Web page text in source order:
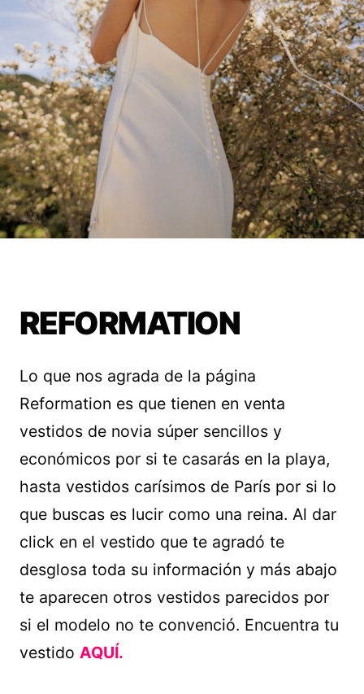
REFORMATION
Lo que nos agrada de la página
Reformation es que tienen en venta
vestidos de novia súper sencillos y
económicos por si te casarás en la playa,
hasta vestidos carísimos de París por si lo
que buscas es lucir como una reina. Al dar
click en el vestido que te agradó te
desglosa toda su información y más abajo
te aparecen otros vestidos parecidos por
si el modelo no te convenció. Encuentra tu
vestido AQUÍ.